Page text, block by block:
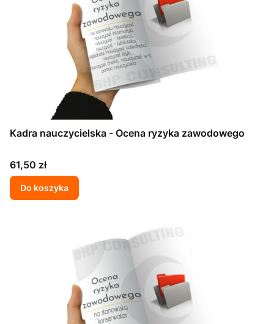
Kadra nauczycielska - Ocena ryzyka zawodowego
Cena
61,50 zł
Do koszyka